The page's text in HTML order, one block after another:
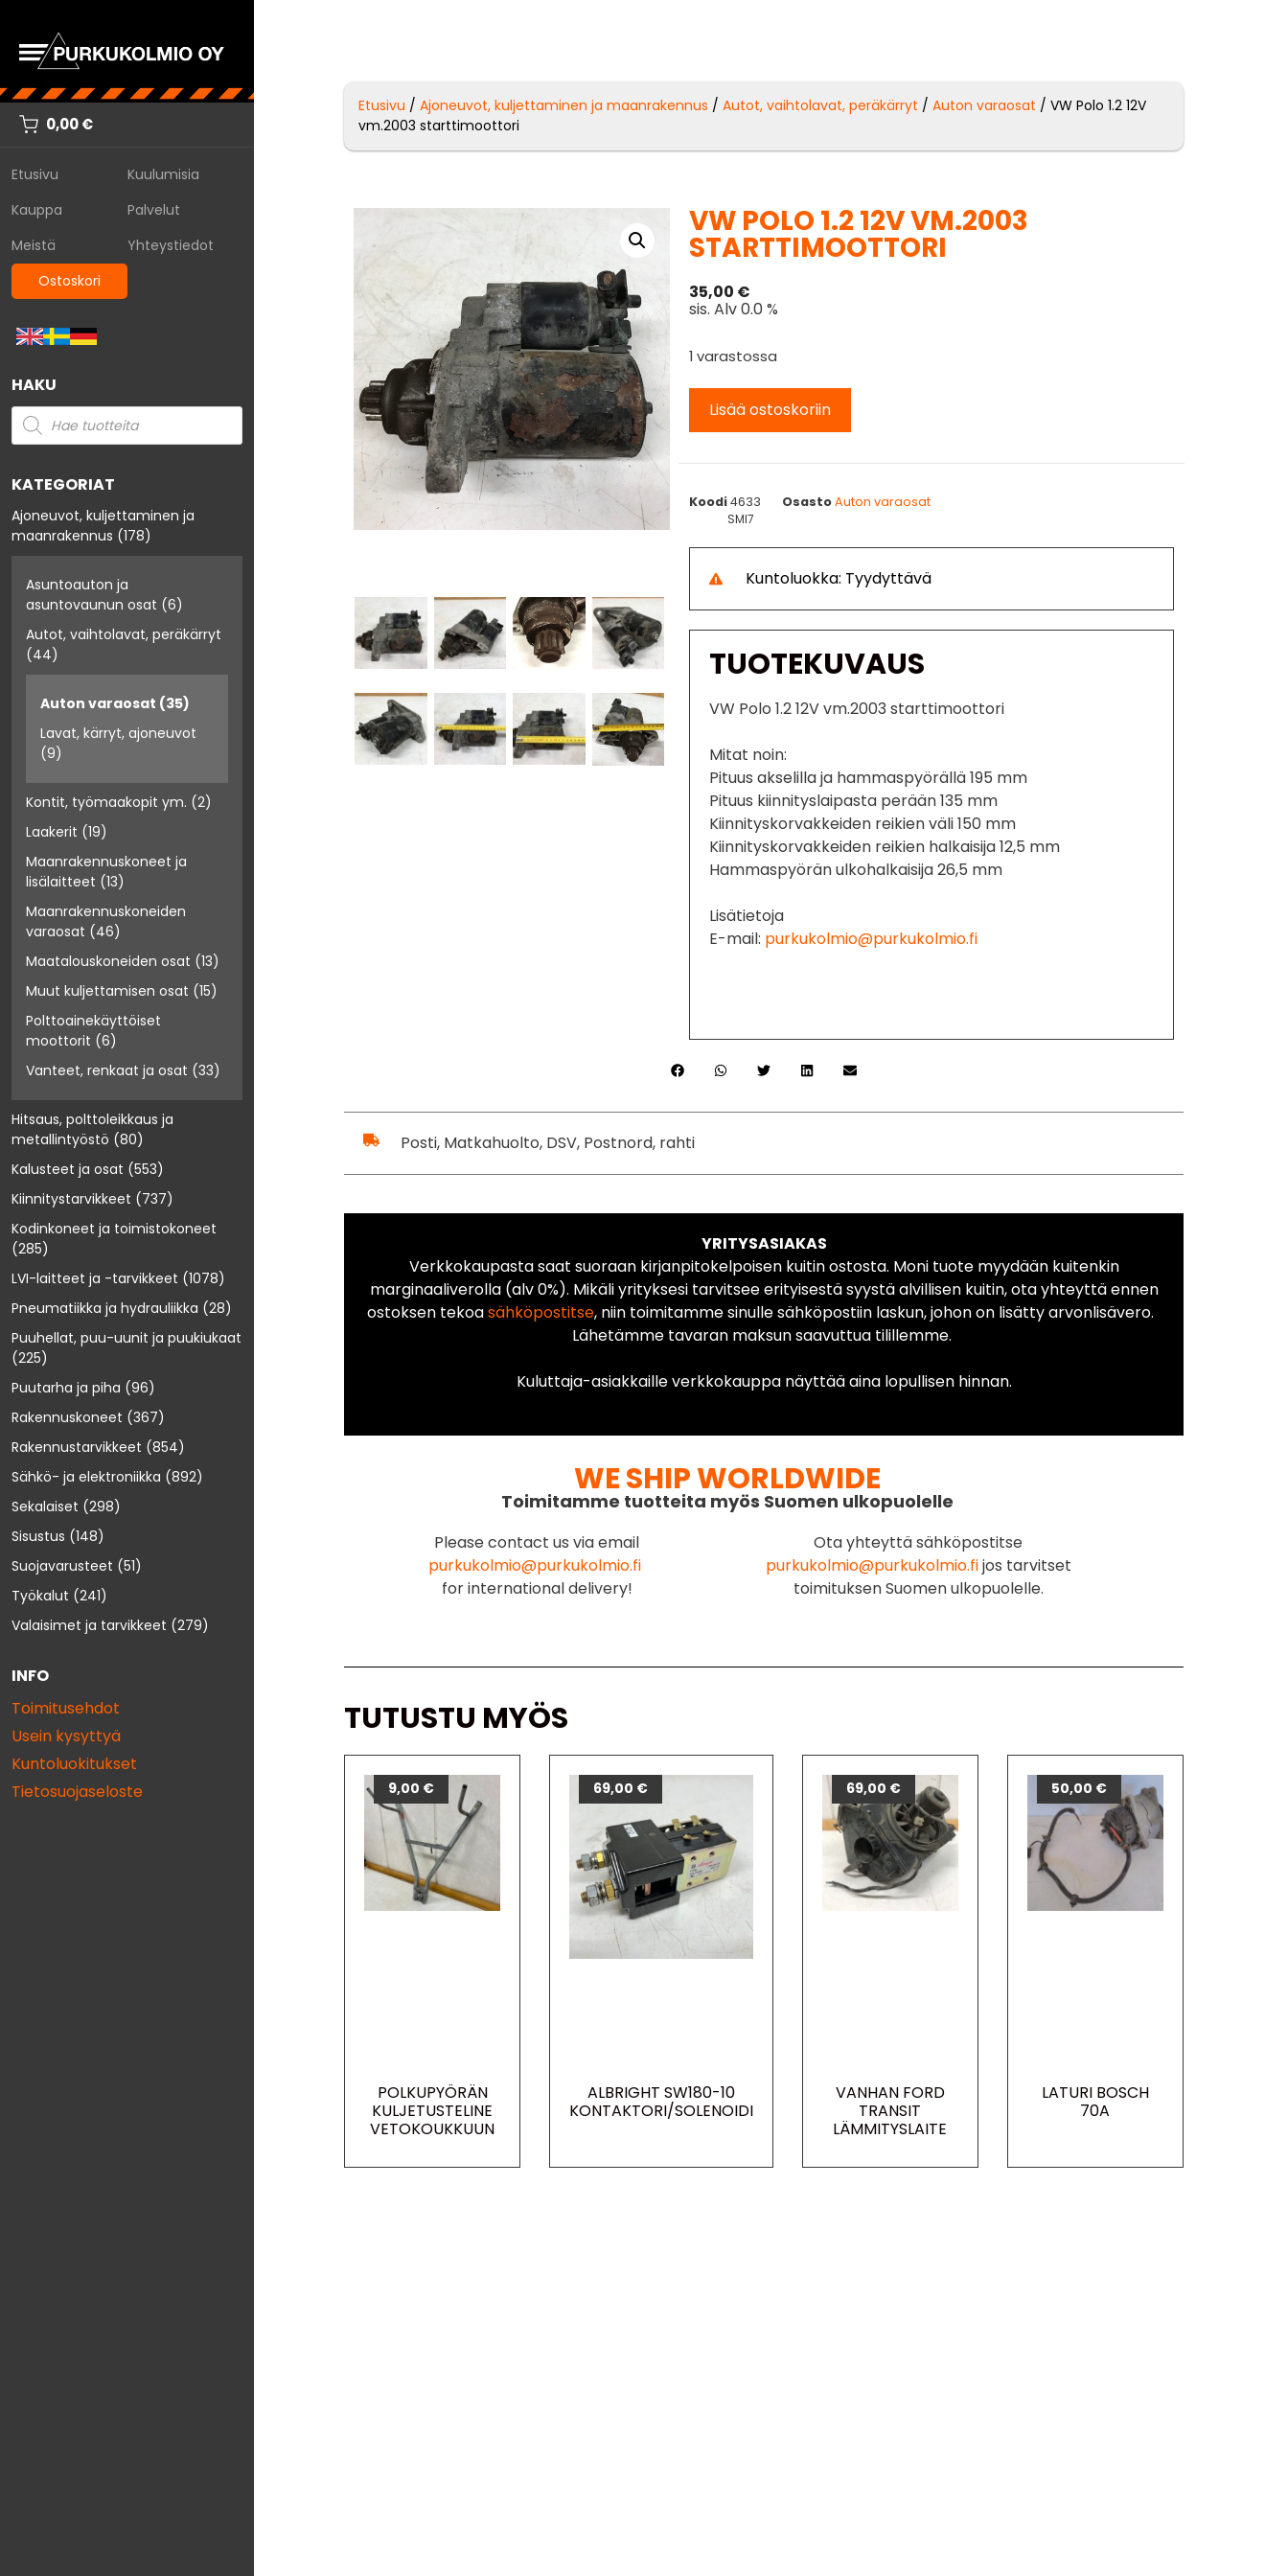
0,00€
Etusivu
Kuulumisia
Kauppa
Palvelut
Meistä
Yhteystiedot
Ostoskori
HAKU
KATEGORIAT
Ajoneuvot, kuljettaminen ja
maanrakennus (178)
Asuntoauton ja
asuntovaunun osat (6)
Autot, vaihtolavat, peräkärryt
(44)
Auton varaosat (35)
Lavat, kärryt, ajoneuvot
(9)
Kontit, työmaakopit ym. (2)
Laakerit (19)
Maanrakennuskoneet ja
lisälaitteet (13)
Maanrakennuskoneiden
varaosat (46)
Maatalouskoneiden osat (13)
Muut kuljettamisen osat (15)
Polttoainekäyttöiset
moottorit (6)
Vanteet, renkaat ja osat (33)
Hitsaus, polttoleikkaus ja
metallintyöstö (80)
Kalusteet ja osat (553)
Kiinnitystarvikkeet (737)
Kodinkoneet ja toimistokoneet
(285)
LVI-laitteet ja -tarvikkeet (1078)
Pneumatiikka ja hydrauliikka (28)
Puuhellat, puu-uunit ja puukiukaat
(225)
Puutarha ja piha (96)
Rakennuskoneet (367)
Rakennustarvikkeet (854)
Sähkö- ja elektroniikka (892)
Sekalaiset (298)
Sisustus (148)
Suojavarusteet (51)
Työkalut (241)
Valaisimet ja tarvikkeet (279)
INFO
Toimitusehdot
Usein kysyttyä
Kuntoluokitukset
Tietosuojaseloste
Etusivu /Ajoneuvot, kuljettaminen ja maanrakennus /Autot, vaihtolavat, peräkärryt /Auton varaosat / VW Polo 1.2 12V
vm.2003 starttimoottori
VW POLO 1.2 12V VM.2003
STARTTIMOOTTORI
35,00 €
sis. Alv 0.0 %
1 varastossa
Lisää ostoskoriin
Koodi4633 Osasto Auton varaosat
SMI7
Kuntoluokka: Tyydyttävä
TUOTEKUVAUS
VW Polo 1.2 12V vm.2003 starttimoottori
Mitat noin:
Pituus akselilla ja hammaspyörällä 195 mm
Pituus kiinnityslaipasta perään 135 mm
Kiinnityskorvakkeiden reikien väli 150 mm
Kiinnityskorvakkeiden reikien halkaisija 12,5 mm
Hammaspyörän ulkohalkaisija 26,5 mm
Lisätietoja
E-mail: purkukolmio@purkukolmio.fi
Posti, Matkahuolto, DSV, Postnord, rahti
YRITYSASIAKAS
Verkkokaupasta saat suoraan kirjanpitokelpoisen kuitin ostosta. Moni tuote myydään kuitenkin
marginaaliverolla (alv 0%). Mikäli yrityksesi tarvitsee erityisestä syystä alvillisen kuitin, ota yhteyttä ennen
ostoksen tekoasähköpostitse, niin toimitamme sinulle sähköpostiin laskun, johon on lisätty arvonlisävero.
Lähetämme tavaran maksun saavuttua tilillemme.
Kuluttaja-asiakkaille verkkokauppa näyttää aina lopullisen hinnan.
WE SHIP WORLDWIDE
Toimitamme tuotteita myös Suomen ulkopuolelle
Please contact us via email
purkukolmio@purkukolmio.fi
for international delivery!
Ota yhteyttä sähköpostitse
purkukolmio@purkukolmio.fijos tarvitset
toimituksen Suomen ulkopuolelle.
TUTUSTU MYÖS
POLKUPYÖRÄN
KULJETUSTELINE
VETOKOUKKUUN
9,00 €
ALBRIGHT SW180-10
KONTAKTORI/SOLENOIDI
69,00 €
VANHAN FORD
TRANSIT
LÄMMITYSLAITE
69,00 €
LATURI BOSCH
70A
50,00 €